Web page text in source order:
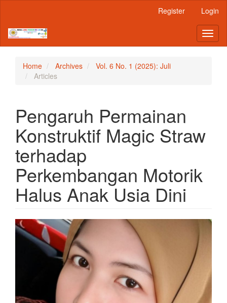
Content
Sidebar
Register Login
Home Archives
Vol. 6 No. 1 (2025): Juli
Articles
Pengaruh Permainan
Konstruktif Magic Straw
terhadap
Perkembangan Motorik
Halus Anak Usia Dini
Article
Sidebar